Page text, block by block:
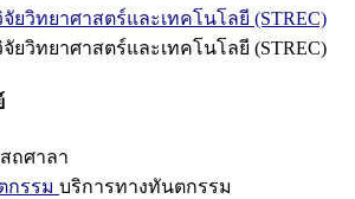
ยวิทยาศาสตร์และเทคโนโลยี (STREC)
ยวิทยาศาสตร์และเทคโนโลยี (STREC)
ถศาลา
กรรม บริการทางทันตกรรม